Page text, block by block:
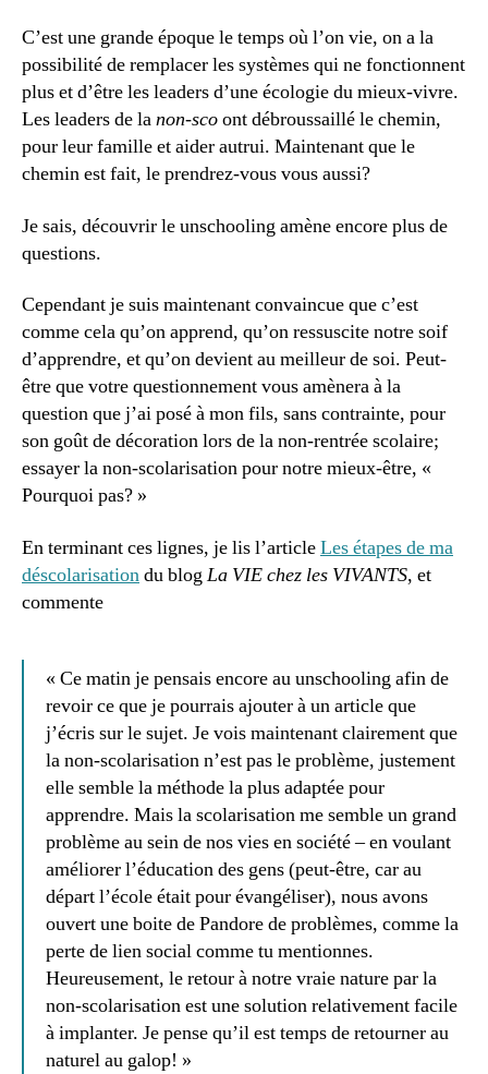
C’est une grande époque le temps où l’on vie, on a la
possibilité de remplacer les systèmes qui ne fonctionnent
plus et d’être les leaders d’une écologie du mieux-vivre.
Les leaders de lanon-scoont débroussaillé le chemin,
pour leur famille et aider autrui. Maintenant que le
chemin est fait, le prendrez-vous vous aussi?
Je sais, découvrir le unschooling amène encore plus de
questions.
Cependant je suis maintenant convaincue que c’est
comme cela qu’on apprend, qu’on ressuscite notre soif
d’apprendre, et qu’on devient au meilleur de soi. Peut-
être que votre questionnement vous amènera à la
question que j’ai posé à mon fils, sans contrainte, pour
son goût de décoration lors de la non-rentrée scolaire;
essayer la non-scolarisation pour notre mieux-être, «
Pourquoi pas? »
En terminant ces lignes, je lis l’articleLes étapes de ma
déscolarisationdu blogLa VIE chez les VIVANTS, et
commente
« Ce matin je pensais encore au unschooling afin de
revoir ce que je pourrais ajouter à un article que
j’écris sur le sujet. Je vois maintenant clairement que
la non-scolarisation n’est pas le problème, justement
elle semble la méthode la plus adaptée pour
apprendre. Mais la scolarisation me semble un grand
problème au sein de nos vies en société – en voulant
améliorer l’éducation des gens (peut-être, car au
départ l’école était pour évangéliser), nous avons
ouvert une boite de Pandore de problèmes, comme la
perte de lien social comme tu mentionnes.
Heureusement, le retour à notre vraie nature par la
non-scolarisation est une solution relativement facile
à implanter. Je pense qu’il est temps de retourner au
naturel au galop! »